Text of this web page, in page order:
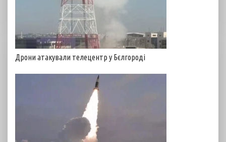
Дрони атакували телецентр у Бєлгороді